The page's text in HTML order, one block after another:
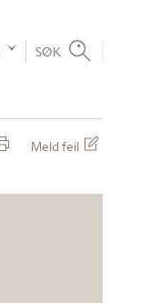
SØK
Meld feil